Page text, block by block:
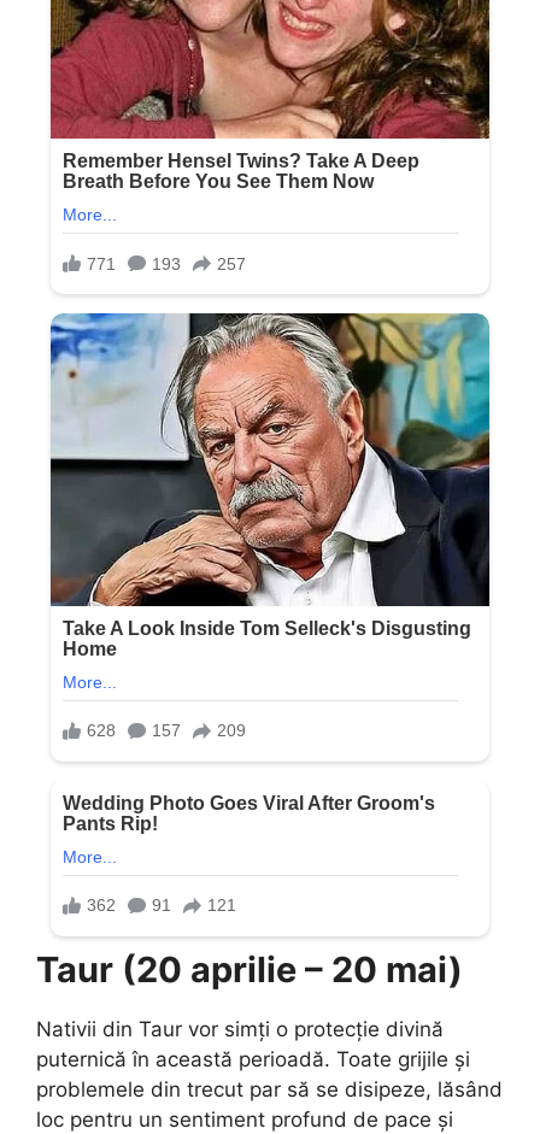
Taur (20 aprilie – 20 mai)
Nativii din Taur vor simți o protecție divină
puternică în această perioadă. Toate grijile și
problemele din trecut par să se disipeze, lăsând
loc pentru un sentiment profund de pace și